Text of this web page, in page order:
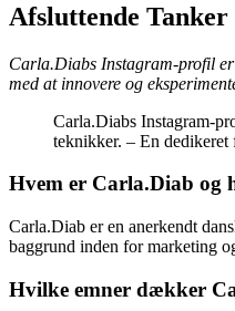
Afsluttende Tanker
Carla.Diabs Instagram-profil er
med at innovere og
Carla.Diabs Instagram-
teknikker. – En dedikeret
Hvem er Carla.Diab og
Carla.Diab er en anerkendt
baggrund inden for marketing
Hvilke emner dækker